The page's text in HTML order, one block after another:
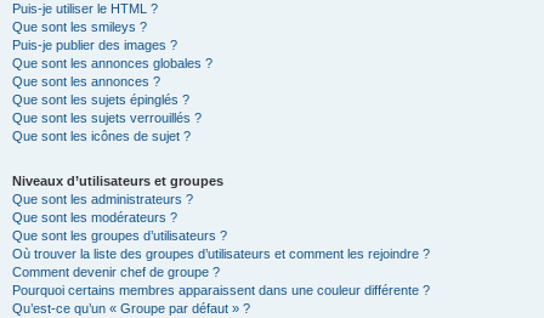
Puis-je utiliser le HTML ?
Que sont les smileys ?
Puis-je publier des images ?
Que sont les annonces globales ?
Que sont les annonces ?
Que sont les sujets épinglés ?
Que sont les sujets verrouillés ?
Que sont les icônes de sujet ?
Niveaux d’utilisateurs et groupes
Que sont les administrateurs ?
Que sont les modérateurs ?
Que sont les groupes d’utilisateurs ?
Où trouver la liste des groupes d’utilisateurs et comment les rejoindre ?
Comment devenir chef de groupe ?
Pourquoi certains membres apparaissent dans une couleur différente ?
Qu’est-ce qu’un « Groupe par défaut » ?